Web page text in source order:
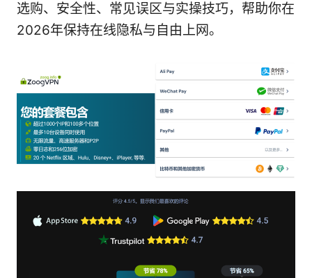
选购、安全性、常见误区与实操技巧，帮助你在
2026年保持在线隐私与自由上网。